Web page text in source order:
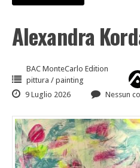
Alexandra
BAC MonteCarlo Edition
pittura / painting
9 Luglio 2026
Nessun